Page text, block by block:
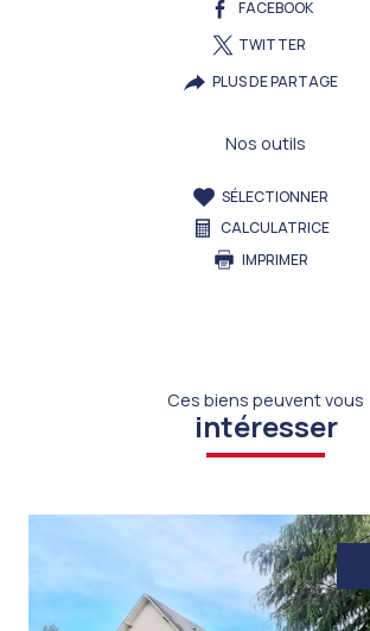
FACEBOOK
TWITTER
PLUS DE PARTAGE
Nos outils
SÉLECTIONNER
CALCULATRICE
IMPRIMER
Ces biens peuvent vous
intéresser